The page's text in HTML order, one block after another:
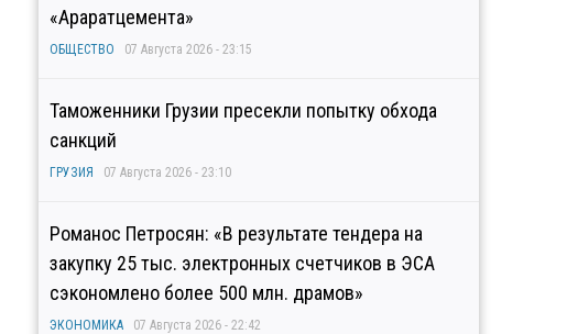
«Араратцемента»
ОБЩЕСТВО 07 Августа 2026 - 23:15
Таможенники Грузии пресекли попытку обхода
санкций
ГРУЗИЯ 07 Августа 2026 - 23:10
Романос Петросян: «В результате тендера на
закупку 25 тыс. электронных счетчиков в ЭСА
сэкономлено более 500 млн. драмов»
ЭКОНОМИКА 07 Августа 2026 - 22:42